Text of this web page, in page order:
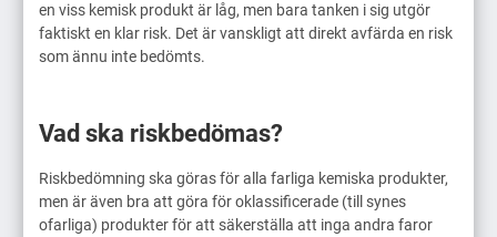
en viss kemisk produkt är låg, men bara tanken i sig utgör
faktiskt en klar risk. Det är vanskligt att direkt avfärda en risk
som ännu inte bedömts.
Vad ska riskbedömas?
Riskbedömning ska göras för alla farliga kemiska produkter,
men är även bra att göra för oklassificerade (till synes
ofarliga) produkter för att säkerställa att inga andra faror